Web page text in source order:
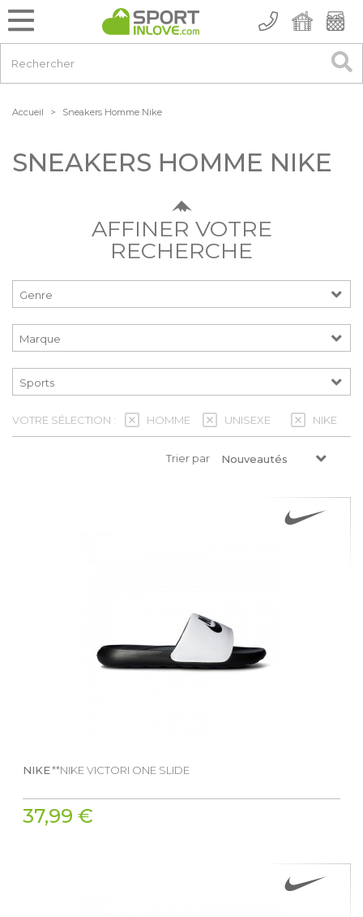
Accueil > Sneakers Homme Nike
SNEAKERS HOMME NIKE
AFFINER VOTRE
RECHERCHE
VOTRE SÉLECTION : HOMME UNISEXE NIKE
Trier par Nouveautés
NIKE**NIKE VICTORI ONE SLIDE
37,99 €